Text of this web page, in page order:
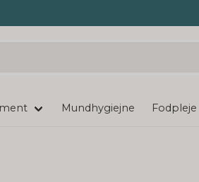
Mundhygiejne Fodpleje